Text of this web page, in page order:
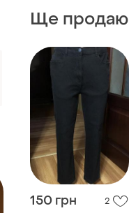
Ще продаю
150 грн 2